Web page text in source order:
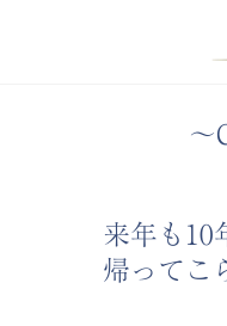
～
来年も10
帰ってこ